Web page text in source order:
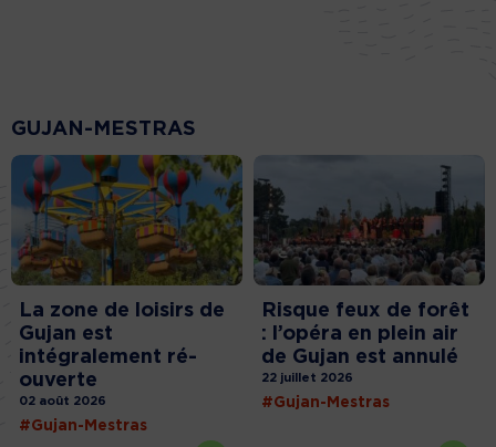
GUJAN-MESTRAS
La zone de loisirs de
Gujan est
intégralement ré-
ouverte
02 août 2026
#Gujan-Mestras
Risque feux de forêt
: l’opéra en plein air
de Gujan est annulé
22 juillet 2026
#Gujan-Mestras